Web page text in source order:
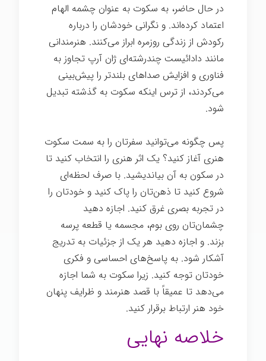
در حال حاضر، به سکوت به عنوان چشمه الهام
اعتماد کرده‌اند. و نگرانی خودشان را درباره
رکودش از زندگی روزمره ابراز می‌کنند. هنرمندانی
مانند دادائیست چندرشته‌ای ژان آرپ تجاوز به
فناوری و افزایش صداهای بلندتر را پیش‌بینی
می‌کردند، از ترس اینکه سکوت به گذشته تبدیل
شود.
پس چگونه می‌توانید سفرتان را به سمت سکوت
هنری آغاز کنید؟ یک اثر هنری را انتخاب کنید تا
در سکون به آن بیاندیشید. با صرف لحظه‌ای
شروع کنید تا ذهن‌تان را پاک کنید و خودتان را
در تجربه بصری غرق کنید. اجازه دهید
چشمان‌تان روی بوم، مجسمه یا قطعه پرسه
بزند. و اجازه دهید هر یک از جزئیات به تدریج
آشکار شود. به پاسخ‌های احساسی و فکری
خودتان توجه کنید. زیرا سکوت به شما اجازه
می‌دهد تا عمیقاً با قصد هنرمند و ظرایف پنهان
خود هنر ارتباط برقرار کنید.
خلاصه نهایی